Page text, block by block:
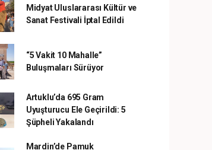
Midyat Uluslararası Kültür ve
Sanat Festivali İptal Edildi
“5 Vakit 10 Mahalle”
Buluşmaları Sürüyor
Artuklu’da 695 Gram
Uyuşturucu Ele Geçirildi: 5
Şüpheli Yakalandı
Mardin’de Pamuk